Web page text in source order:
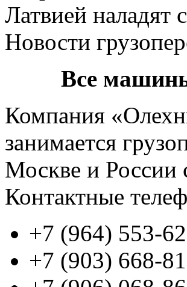
Все
Компания
занимается
Москве и России
Контактные
+7 (964) 553-
+7 (903) 668-